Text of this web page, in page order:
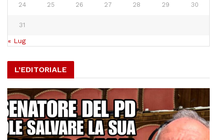
24 25 26 27 28 29 30
31
« Lug
L’EDITORIALE